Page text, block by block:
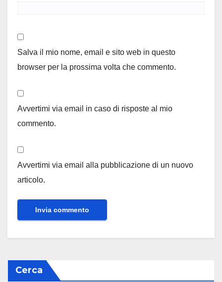
Salva il mio nome, email e sito web in questo
browser per la prossima volta che commento.
Avvertimi via email in caso di risposte al mio
commento.
Avvertimi via email alla pubblicazione di un nuovo
articolo.
Cerca